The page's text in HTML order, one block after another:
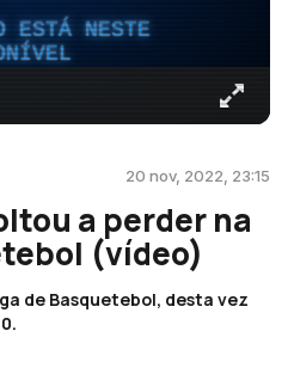
ESTÁ NESTE
20 nov, 2022, 23:15
a perder na
(vídeo)
de Basquetebol, desta vez